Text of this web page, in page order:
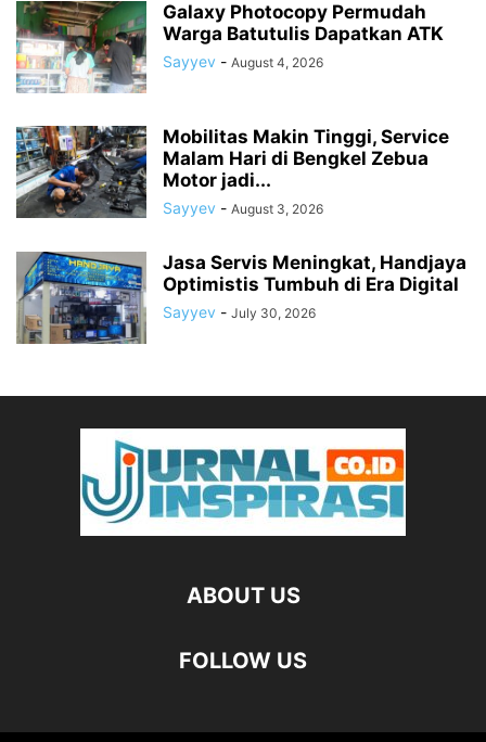
Galaxy Photocopy Permudah
Warga Batutulis Dapatkan ATK
Sayyev - August 4, 2026
Mobilitas Makin Tinggi, Service
Malam Hari di Bengkel Zebua
Motor jadi...
Sayyev - August 3, 2026
Jasa Servis Meningkat, Handjaya
Optimistis Tumbuh di Era Digital
Sayyev - July 30, 2026
ABOUT US
FOLLOW US